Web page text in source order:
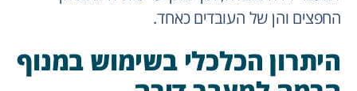
החפצים והן של העובדים כאחד.
היתרון הכלכלי בשימוש במנוף